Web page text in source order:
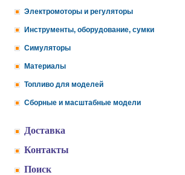
Электромоторы и регуляторы
Инструменты, оборудование, сумки
Симуляторы
Материалы
Топливо для моделей
Сборные и масштабные модели
Доставка
Контакты
Поиск